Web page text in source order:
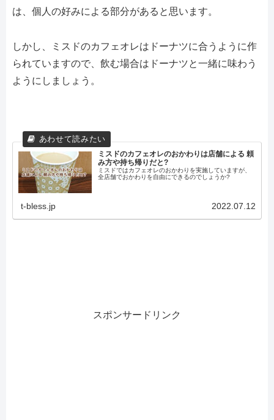
は、個人の好みによる部分があると思います。
しかし、ミスドのカフェオレはドーナツに合うように作
られていますので、飲む場合はドーナツと一緒に味わう
ようにしましょう。
ミスドのカフェオレのおかわりは店舗による 頼
み方や持ち帰りだと?
ミスドではカフェオレのおかわりを実施していますが、
全店舗でおかわりを自由にできるのでしょうか?
t-bless.jp 2022.07.12
スポンサードリンク